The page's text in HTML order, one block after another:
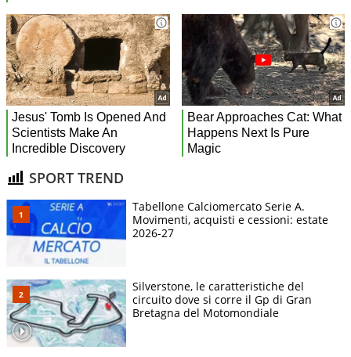
SPORT TREND
Tabellone Calciomercato Serie A.
Movimenti, acquisti e cessioni: estate
2026-27
Silverstone, le caratteristiche del
circuito dove si corre il Gp di Gran
Bretagna del Motomondiale